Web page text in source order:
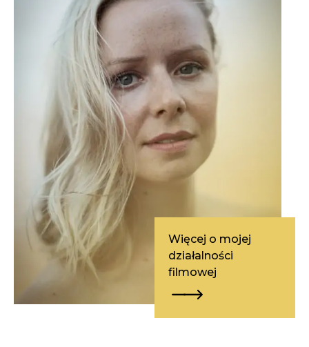
Więcej o mojej
działalności
filmowej